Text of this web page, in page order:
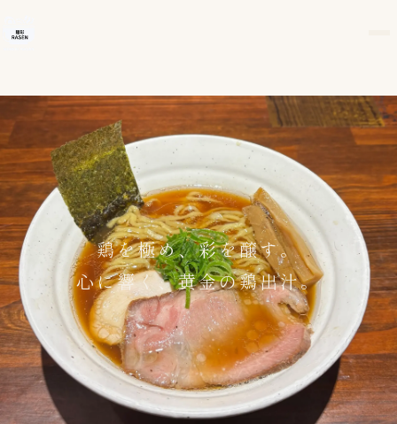
鶏を極め、彩を醸す。
心に響く、黄金の鶏出汁。